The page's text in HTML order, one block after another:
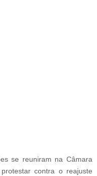
se reuniram na Câmara
contra o reajuste